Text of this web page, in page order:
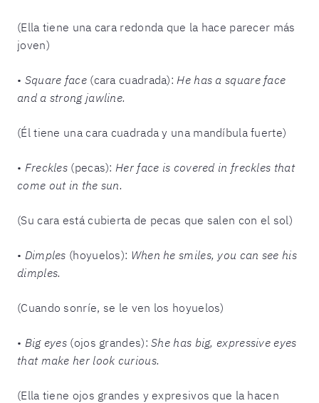
(Ella tiene una cara redonda que la hace parecer más
joven)
• Square face(cara cuadrada): He has a square face
and a strong jawline.
(Él tiene una cara cuadrada y una mandíbula fuerte)
• Freckles (pecas): Her face is covered in freckles that
come out in the sun.
(Su cara está cubierta de pecas que salen con el sol)
• Dimples (hoyuelos): When he smiles, you can see his
dimples.
(Cuando sonríe, se le ven los hoyuelos)
• Big eyes (ojos grandes):She has big, expressive eyes
that make her look curious.
(Ella tiene ojos grandes y expresivos que la hacen